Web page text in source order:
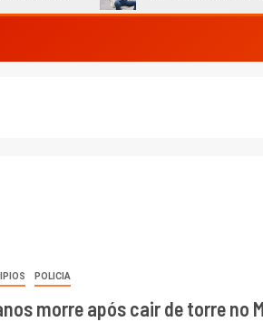
POLICIA
morre após cair de torre no